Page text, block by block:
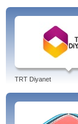
TRT Diyanet